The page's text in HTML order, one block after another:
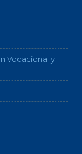
Vocacional y